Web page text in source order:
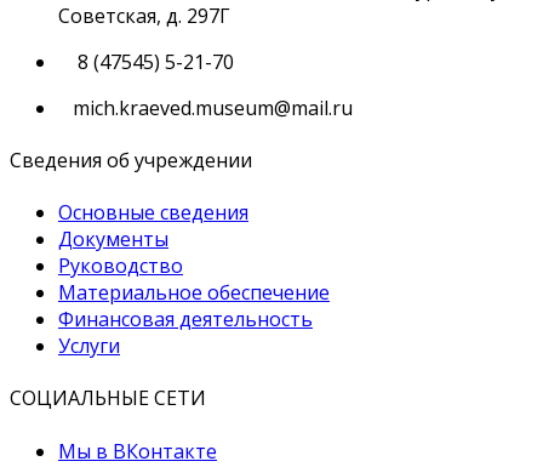
Советская, д. 297Г
8 (47545) 5-21-70
mich.kraeved.museum@mail.ru
Сведения об учреждении
Основные сведения
Документы
Руководство
Материальное обеспечение
Финансовая деятельность
Услуги
СОЦИАЛЬНЫЕ СЕТИ
Мы в ВКонтакте